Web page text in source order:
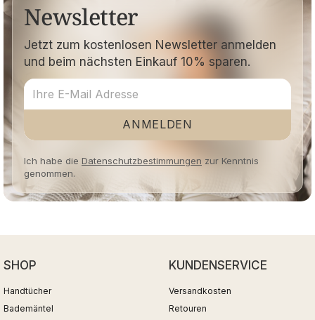
Newsletter
Jetzt zum kostenlosen Newsletter anmelden
und beim nächsten Einkauf 10% sparen.
ANMELDEN
Ich habe die Datenschutzbestimmungen zur Kenntnis
genommen.
SHOP
Handtücher
Bademäntel
KUNDENSERVICE
Versandkosten
Retouren